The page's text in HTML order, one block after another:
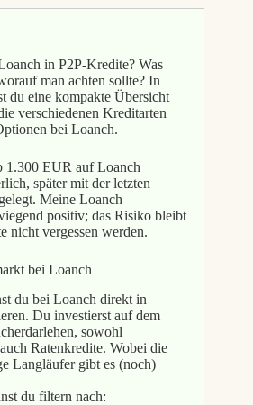
in P2P-Kredite? Was
man achten sollte? In
du eine kompakte Übersicht
verschiedenen Kreditarten
bei Loanch.
1.300 EUR auf Loanch
später mit der letzten
Meine Loanch
positiv; das Risiko bleibt
nicht vergessen werden.
bei Loanch
du bei Loanch direkt in
Du investierst auf dem
sowohl
Ratenkredite. Wobei die
Langläufer gibt es (noch)
du filtern nach: